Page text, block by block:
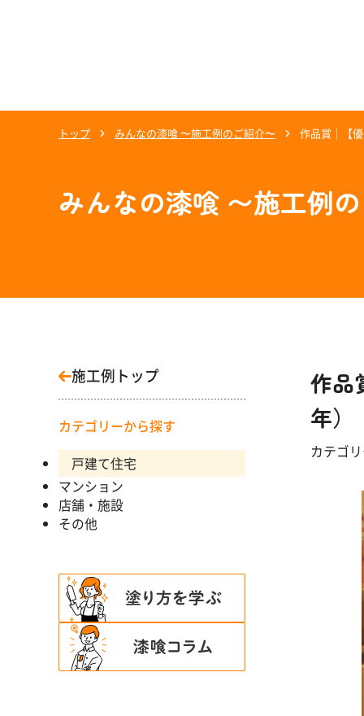
トップ みんなの漆喰 〜施工例のご紹介〜 作品賞｜【
みんなの漆喰 〜施工例
施工例トップ
カテゴリーから探す
戸建て住宅
マンション
店舗・施設
その他
作品
年）
カテゴ